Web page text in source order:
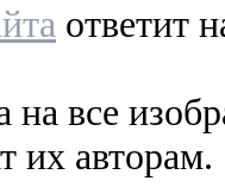
ответит
все
их авторам.